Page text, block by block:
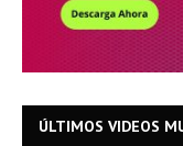
ÚLTIMOS VIDEOS